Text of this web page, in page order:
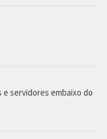
servidores embaixo do